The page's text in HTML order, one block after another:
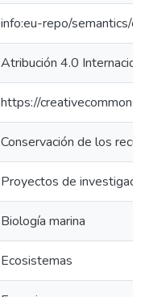
info:eu-repo/semantics/
Atribución 4.0
https://
Conservación de los
Proyectos de
Biología marina
Ecosistemas